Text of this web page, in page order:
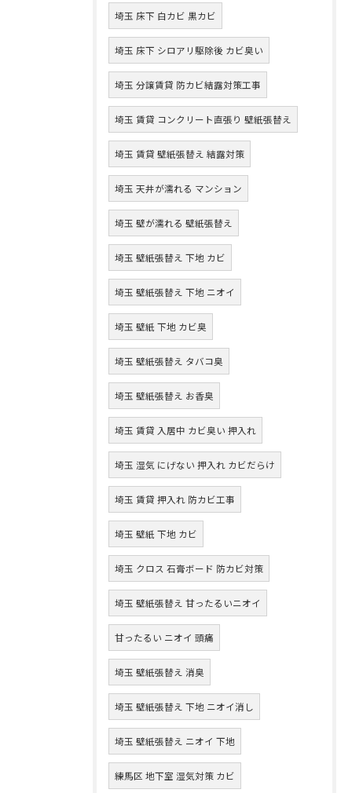
埼玉 床下 白カビ 黒カビ
埼玉 床下 シロアリ駆除後 カビ臭い
埼玉 分譲賃貸 防カビ結露対策工事
埼玉 賃貸 コンクリート直張り 壁紙張替え
埼玉 賃貸 壁紙張替え 結露対策
埼玉 天井が濡れる マンション
埼玉 壁が濡れる 壁紙張替え
埼玉 壁紙張替え 下地 カビ
埼玉 壁紙張替え 下地 ニオイ
埼玉 壁紙 下地 カビ臭
埼玉 壁紙張替え タバコ臭
埼玉 壁紙張替え お香臭
埼玉 賃貸 入居中 カビ臭い 押入れ
埼玉 湿気 にげない 押入れ カビだらけ
埼玉 賃貸 押入れ 防カビ工事
埼玉 壁紙 下地 カビ
埼玉 クロス 石膏ボード 防カビ対策
埼玉 壁紙張替え 甘ったるいニオイ
甘ったるい ニオイ 頭痛
埼玉 壁紙張替え 消臭
埼玉 壁紙張替え 下地 ニオイ消し
埼玉 壁紙張替え ニオイ 下地
練馬区 地下室 湿気対策 カビ